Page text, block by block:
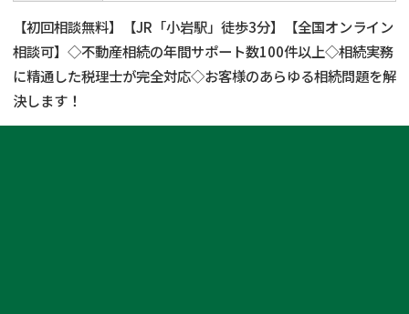
【初回相談無料】【JR「小岩駅」徒歩3分】【全国オンライン
相談可】◇不動産相続の年間サポート数100件以上◇相続実務
に精通した税理士が完全対応◇お客様のあらゆる相続問題を解
決します！